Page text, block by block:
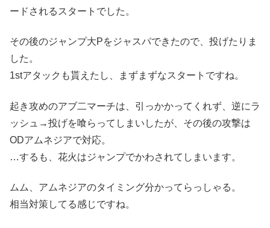
ードされるスタートでした。
その後のジャンプ大Pをジャスパできたので、投げたりま
した。
1stアタックも貰えたし、まずまずなスタートですね。
起き攻めのアブ二マーチは、引っかかってくれず、逆にラ
ッシュ→投げを喰らってしまいしたが、その後の攻撃は
ODアムネジアで対応。
…するも、花火はジャンプでかわされてしまいます。
ムム、アムネジアのタイミング分かってらっしゃる。
相当対策してる感じですね。